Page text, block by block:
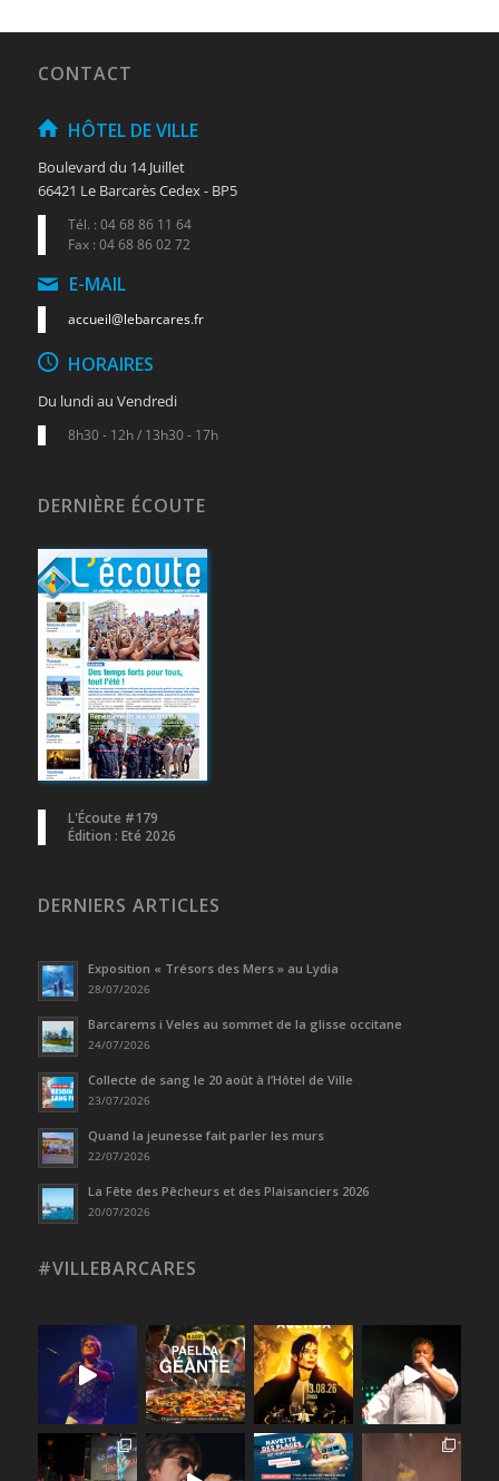
CONTACT
HÔTEL DE VILLE
Boulevard du 14 Juillet
66421 Le Barcarès Cedex - BP5
Tél. : 04 68 86 11 64
Fax : 04 68 86 02 72
E-MAIL
accueil@lebarcares.fr
HORAIRES
Du lundi au Vendredi
8h30 - 12h / 13h30 - 17h
DERNIÈRE ÉCOUTE
L'Écoute #179
Édition : Eté 2026
DERNIERS ARTICLES
Exposition « Trésors des Mers » au Lydia
28/07/2026
Barcarems i Veles au sommet de la glisse occitane
24/07/2026
Collecte de sang le 20 août à l’Hôtel de Ville
23/07/2026
Quand la jeunesse fait parler les murs
22/07/2026
La Fête des Pêcheurs et des Plaisanciers 2026
20/07/2026
#VILLEBARCARES